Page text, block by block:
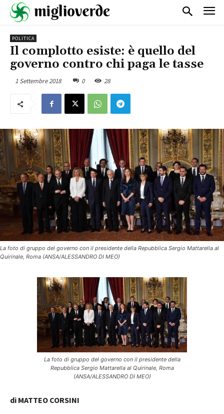
POLITICA
Il complotto esiste: è quello del
governo contro chi paga le tasse
1 Settembre 2018 0 28
La foto di gruppo del governo con il presidente della Repubblica Sergio Mattarella al
Quirinale, Roma (ANSA/ALESSANDRO DI MEO)
La foto di gruppo del governo con il presidente della
Repubblica Sergio Mattarella al Quirinale, Roma
(ANSA/ALESSANDRO DI MEO)
di MATTEO CORSINI